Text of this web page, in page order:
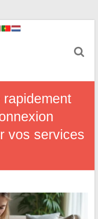
vos services